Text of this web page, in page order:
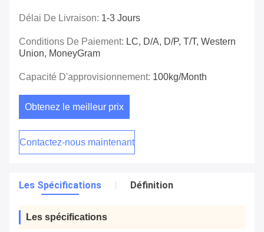
Délai De Livraison: 1-3 Jours
Conditions De Paiement: LC, D/A, D/P, T/T, Western
Union, MoneyGram
Capacité D'approvisionnement: 100kg/Month
Obtenez le meilleur prix
Contactez-nous maintenant
Les Spécifications Définition
Les spécifications